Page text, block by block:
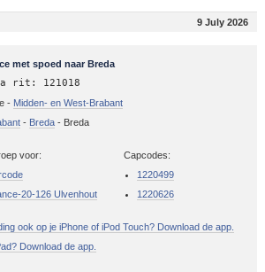
9 July 2026
met spoed naar Breda
rit: 121018
- Midden- en West-Brabant
- Breda- Breda
voor:
20-126 Ulvenhout
Capcodes:
1220499
1220626
ook op je iPhone of iPod Touch? Download de app.
Download de app.